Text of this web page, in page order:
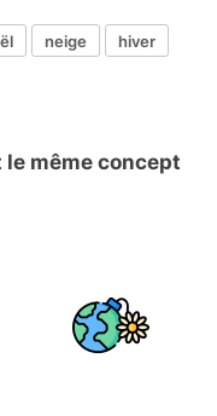
neige
hiver
même concept